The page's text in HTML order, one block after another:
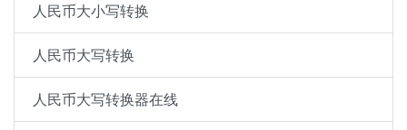
人民币大小写转换
人民币大写转换
人民币大写转换器在线